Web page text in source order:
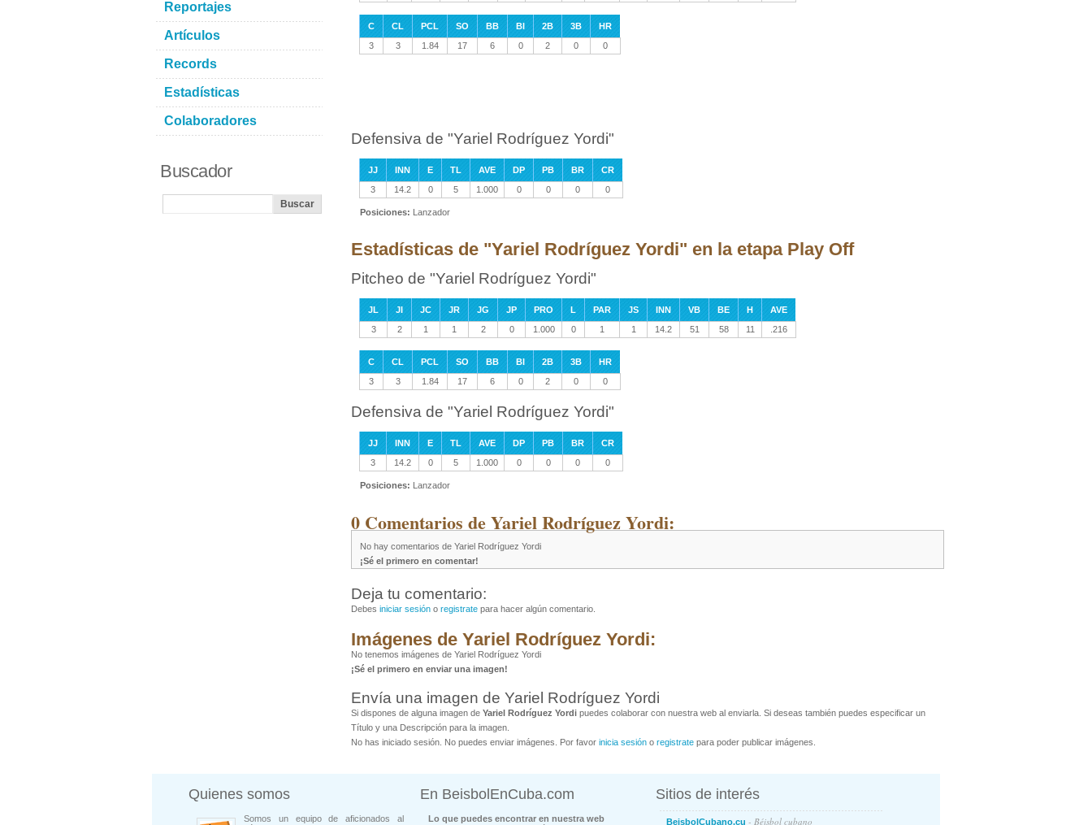
C CL PCL SO BB BI 2B 3B
HR
3
3 1.84 17 6 0 2 0 0
Defensiva de "Yariel Rodríguez Yordi"
JJ INN E TL AVE DP PB BR
CR
3
14.2 0 5 1.000 0 0 0 0
Posiciones: Lanzador
Estadísticas de "Yariel Rodríguez Yordi" en la etapa Play Off
Pitcheo de "Yariel Rodríguez Yordi"
JL JI JC JR JG JP PRO L PAR JS INN VB BE H
AVE
3
2 1 1 2 0 1.000 0 1 1 14.2 51 58 11 .216
C CL PCL SO BB BI 2B 3B
HR
3
3 1.84 17 6 0 2 0 0
Defensiva de "Yariel Rodríguez Yordi"
JJ INN E TL AVE DP PB BR
CR
3
14.2 0 5 1.000 0 0 0 0
Posiciones: Lanzador
0 Comentarios de Yariel Rodríguez Yordi:
No hay comentarios de Yariel Rodríguez Yordi
¡Sé el primero en comentar!
Deja tu comentario:
Debes iniciar sesión o registrate para hacer algún comentario.
Imágenes de Yariel Rodríguez Yordi:
No tenemos imágenes de Yariel Rodríguez Yordi
¡Sé el primero en enviar una imagen!
Envía una imagen de Yariel Rodríguez Yordi
Si dispones de alguna imagen de Yariel Rodríguez Yordi puedes colaborar con nuestra web al enviarla. Si deseas también puedes especificar un
Título y una Descripción para la imagen.
No has iniciado sesión. No puedes enviar imágenes. Por favor inicia sesión o registrate para poder publicar imágenes.
Reportajes
Artículos
Records
Estadísticas
Colaboradores
Buscador
Quienes somos
Somos un equipo de aficionados al
En BeisbolEnCuba.com
Lo que puedes encontrar en nuestra web
Sitios de interés
BeisbolCubano.cu - Béisbol cubano